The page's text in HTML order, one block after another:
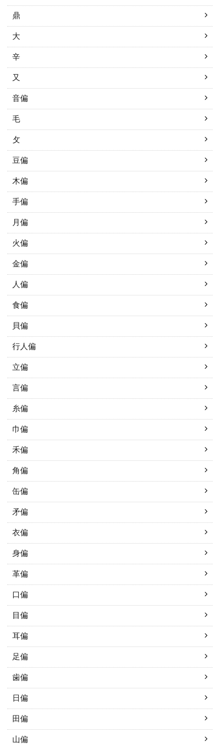
鼎
大
辛
又
音偏
毛
攵
豆偏
木偏
手偏
月偏
火偏
金偏
人偏
食偏
貝偏
行人偏
立偏
言偏
糸偏
巾偏
禾偏
角偏
缶偏
矛偏
衣偏
身偏
革偏
口偏
目偏
耳偏
足偏
歯偏
日偏
田偏
山偏